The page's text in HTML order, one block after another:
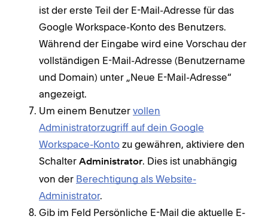
ist der erste Teil der E-Mail-Adresse für das
Google Workspace-Konto des Benutzers.
Während der Eingabe wird eine Vorschau der
vollständigen E-Mail-Adresse (Benutzername
und Domain) unter „Neue E-Mail-Adresse“
angezeigt.
Um einem Benutzer vollen
Administratorzugriff auf dein Google
Workspace-Konto zu gewähren, aktiviere den
Schalter Administrator. Dies ist unabhängig
von der Berechtigung als Website-
Administrator.
Gib im Feld Persönliche E-Mail die aktuelle E-